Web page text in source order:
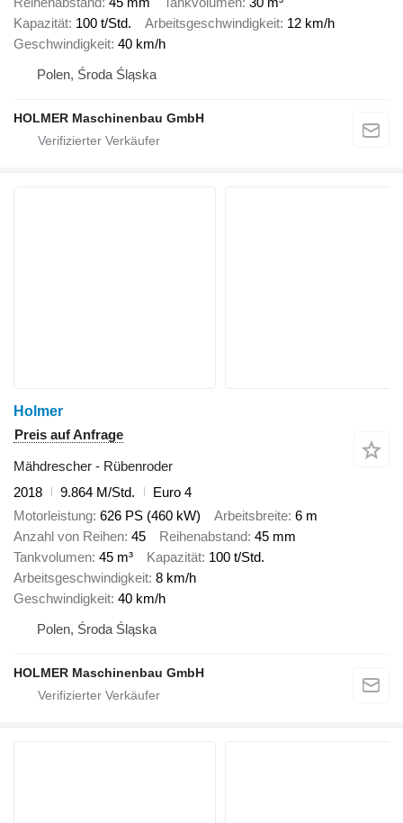
Kapazität 100 t/Std. Arbeitsgeschwindigkeit 12 km/h
Geschwindigkeit 40 km/h
Polen, Środa Śląska
HOLMER Maschinenbau GmbH
Holmer
Preis auf Anfrage
Mähdrescher - Rübenroder
2018
9.864 M/Std.
Euro 4
Motorleistung 626 PS (460 kW) Arbeitsbreite 6 m
Anzahl von Reihen 45 Reihenabstand 45 mm
Tankvolumen 45 m³ Kapazität 100 t/Std.
Arbeitsgeschwindigkeit 8 km/h
Geschwindigkeit 40 km/h
Polen, Środa Śląska
HOLMER Maschinenbau GmbH